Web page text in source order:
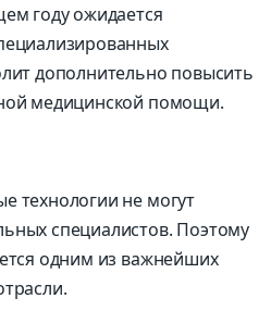
году ожидается
дополнительно повысить
медицинской помощи.
технологии не могут
специалистов. Поэтому
одним из важнейших